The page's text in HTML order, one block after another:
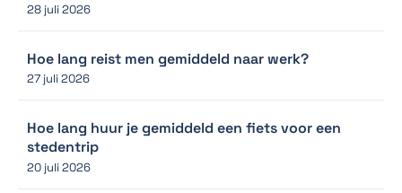
28 juli 2026
Hoe lang reist men gemiddeld naar werk?
27 juli 2026
Hoe lang huur je gemiddeld een fiets voor een
stedentrip
20 juli 2026